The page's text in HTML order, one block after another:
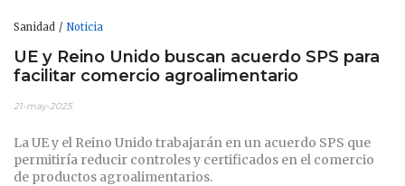
Sanidad Noticia
UE y Reino Unido buscan acuerdo SPS para
facilitar comercio agroalimentario
21-may-2025
La UE y el Reino Unido trabajarán en un acuerdo SPS que
permitiría reducir controles y certificados en el comercio
de productos agroalimentarios.